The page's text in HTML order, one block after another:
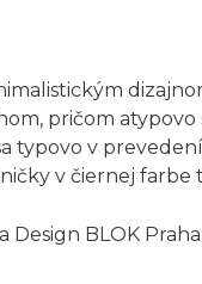
pričom
typovo v
v čiernej farbe
BLOK